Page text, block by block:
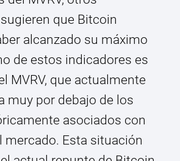
que Bitcoin
alcanzado su máximo
de estos indicadores es
MVRV, que actualmente
muy por debajo de los
asociados con
mercado. Esta situación